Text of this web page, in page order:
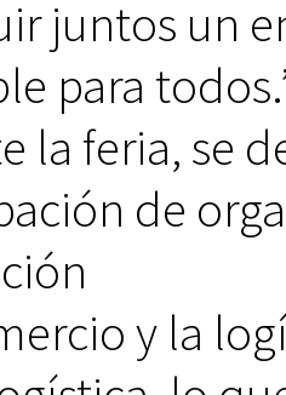
juntos un
para
la feria, se
de
y la